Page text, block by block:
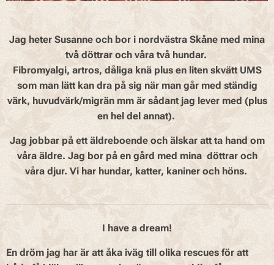
Jag heter Susanne och bor i nordvästra Skåne med mina
två döttrar och våra två hundar.
Fibromyalgi, artros, dåliga knä plus en liten skvätt UMS
som man lätt kan dra på sig när man går med ständig
värk, huvudvärk/migrän mm är sådant jag lever med (plus
en hel del annat).
Jag jobbar på ett äldreboende och älskar att ta hand om
våra äldre. Jag bor på en gård med mina döttrar och
våra djur. Vi har hundar, katter, kaniner och höns.
I have a dream!
En dröm jag har är att åka iväg till olika rescues för att